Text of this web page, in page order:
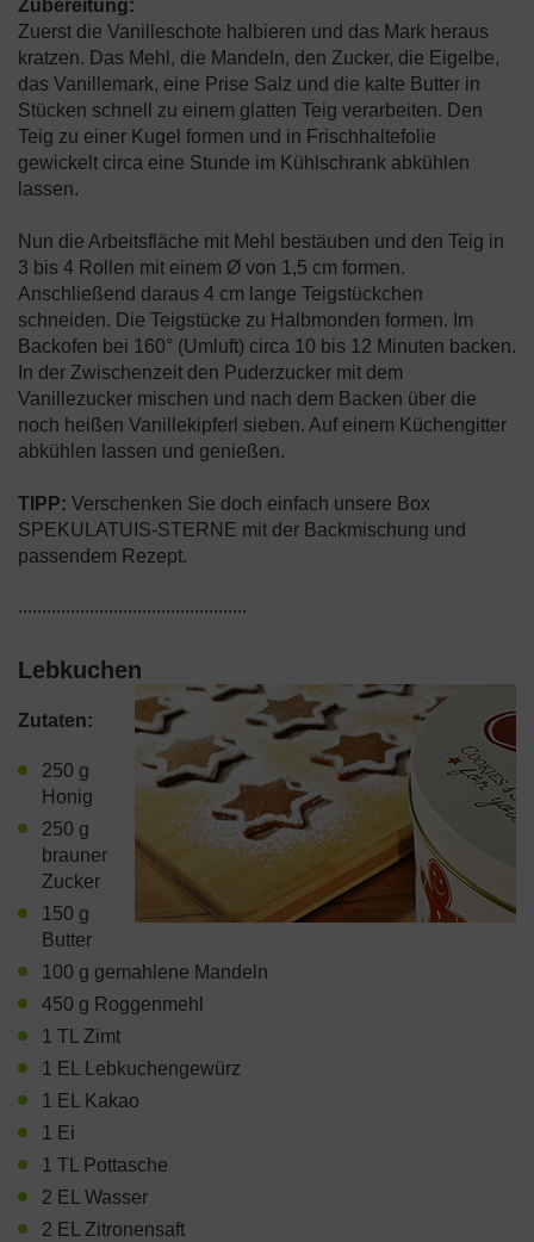
Zubereitung:
Zuerst die Vanilleschote halbieren und das Mark heraus
kratzen. Das Mehl, die Mandeln, den Zucker, die Eigelbe,
das Vanillemark, eine Prise Salz und die kalte Butter in
Stücken schnell zu einem glatten Teig verarbeiten. Den
Teig zu einer Kugel formen und in Frischhaltefolie
gewickelt circa eine Stunde im Kühlschrank abkühlen
lassen.
Nun die Arbeitsfläche mit Mehl bestäuben und den Teig in
3 bis 4 Rollen mit einem Ø von 1,5 cm formen.
Anschließend daraus 4 cm lange Teigstückchen
schneiden. Die Teigstücke zu Halbmonden formen. Im
Backofen bei 160° (Umluft) circa 10 bis 12 Minuten backen.
In der Zwischenzeit den Puderzucker mit dem
Vanillezucker mischen und nach dem Backen über die
noch heißen Vanillekipferl sieben. Auf einem Küchengitter
abkühlen lassen und genießen.
TIPP: Verschenken Sie doch einfach unsere Box
SPEKULATUIS-STERNE mit der Backmischung und
passendem Rezept.
................................................
Lebkuchen
Zutaten:
250 g
Honig
250 g
brauner
Zucker
150 g
Butter
100 g gemahlene Mandeln
450 g Roggenmehl
1 TL Zimt
1 EL Lebkuchengewürz
1 EL Kakao
1 Ei
1 TL Pottasche
2 EL Wasser
2 EL Zitronensaft